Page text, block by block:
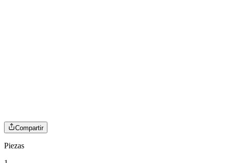
Compartir
Piezas